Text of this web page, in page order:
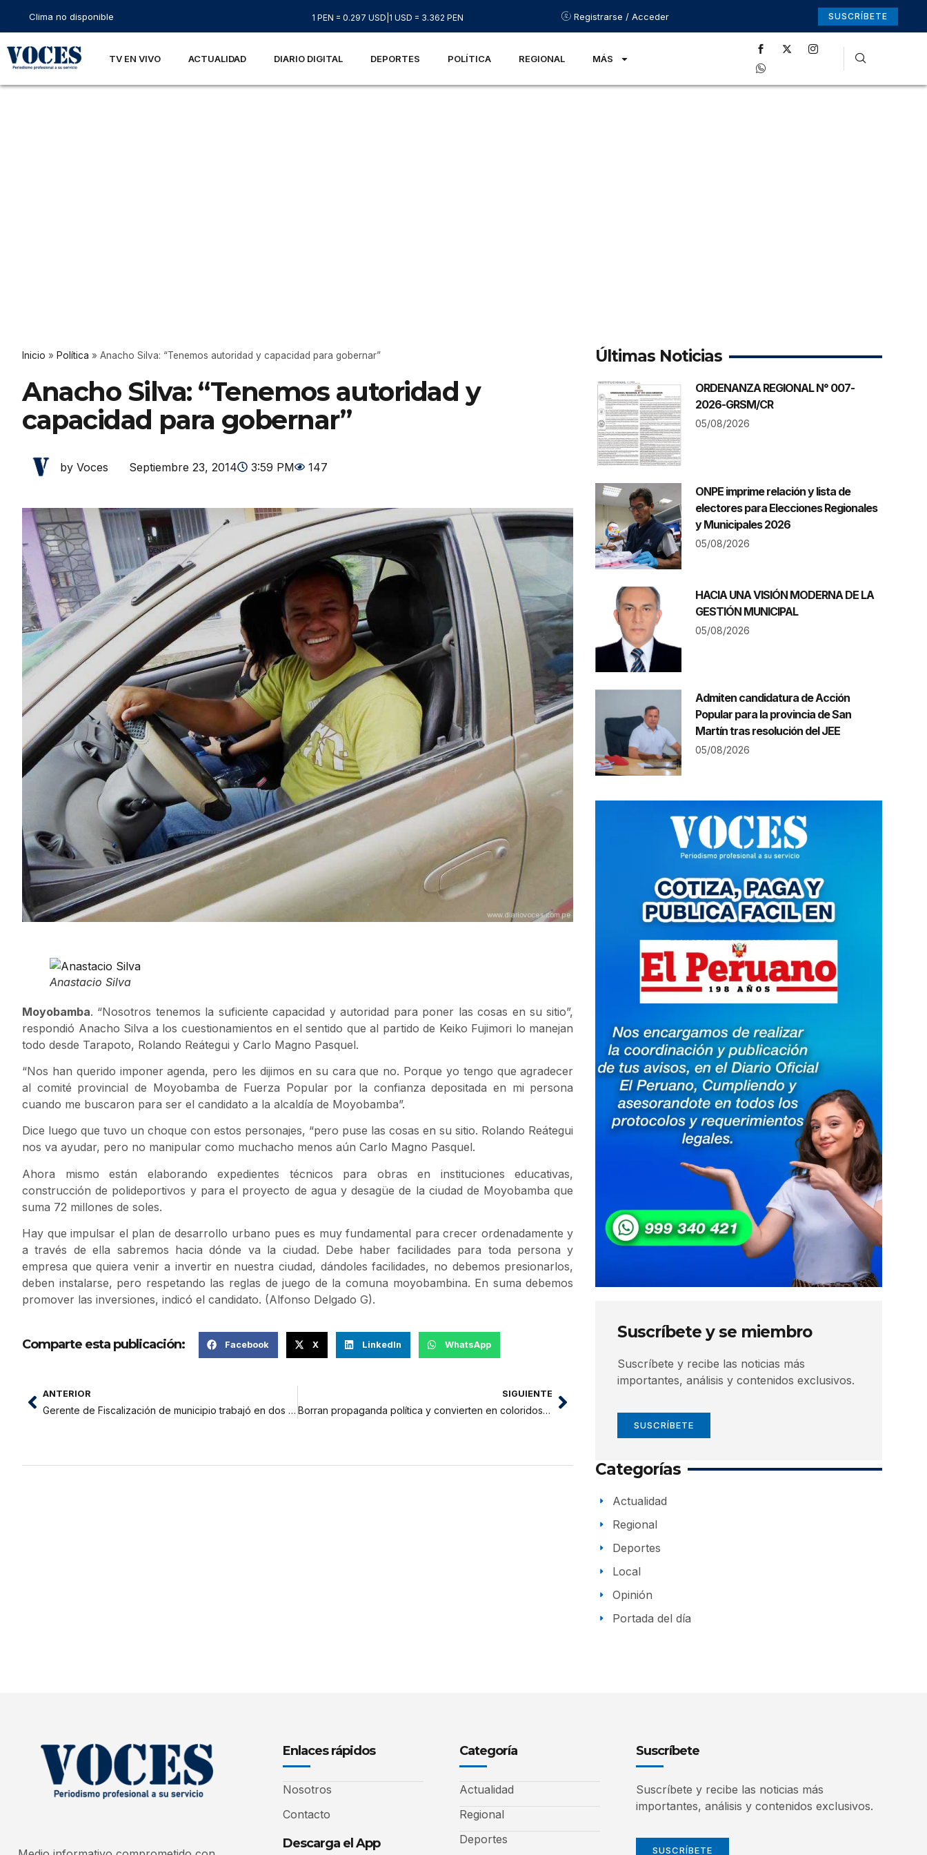
Clima no disponible 1 PEN = 0.297 USD 1 USD = 3.362 PEN Registrarse / Acceder SUSCRÍBETE
TV EN VIVO ACTUALIDAD DIARIO DIGITAL DEPORTES POLÍTICA REGIONAL MÁS
Inicio » Política » Anacho Silva: “Tenemos autoridad y capacidad para gobernar”
Anacho Silva: “Tenemos autoridad y
capacidad para gobernar”
by Voces Septiembre 23, 2014 3:59 PM 147
Anastacio Silva
Moyobamba. “Nosotros tenemos la suficiente capacidad y autoridad para poner las cosas en su sitio”,
respondió Anacho Silva a los cuestionamientos en el sentido que al partido de Keiko Fujimori lo manejan
todo desde Tarapoto, Rolando Reátegui y Carlo Magno Pasquel.
“Nos han querido imponer agenda, pero les dijimos en su cara que no. Porque yo tengo que agradecer
al comité provincial de Moyobamba de Fuerza Popular por la confianza depositada en mi persona
cuando me buscaron para ser el candidato a la alcaldía de Moyobamba”.
Dice luego que tuvo un choque con estos personajes, “pero puse las cosas en su sitio. Rolando Reátegui
nos va ayudar, pero no manipular como muchacho menos aún Carlo Magno Pasquel.
Ahora mismo están elaborando expedientes técnicos para obras en instituciones educativas,
construcción de polideportivos y para el proyecto de agua y desagüe de la ciudad de Moyobamba que
suma 72 millones de soles.
Hay que impulsar el plan de desarrollo urbano pues es muy fundamental para crecer ordenadamente y
a través de ella sabremos hacia dónde va la ciudad. Debe haber facilidades para toda persona y
empresa que quiera venir a invertir en nuestra ciudad, dándoles facilidades, no debemos presionarlos,
deben instalarse, pero respetando las reglas de juego de la comuna moyobambina. En suma debemos
promover las inversiones, indicó el candidato. (Alfonso Delgado G).
Comparte esta publicación: Facebook X LinkedIn WhatsApp
ANTERIOR
Gerente de Fiscalización de municipio trabajó en dos instituciones del Estado al mismo tiempo
SIGUIENTE
Borran propaganda política y convierten en coloridos murales
Últimas Noticias
ORDENANZA REGIONAL N° 007-
2026-GRSM/CR
05/08/2026
ONPE imprime relación y lista de
electores para Elecciones Regionales
y Municipales 2026
05/08/2026
HACIA UNA VISIÓN MODERNA DE LA
GESTIÓN MUNICIPAL
05/08/2026
Admiten candidatura de Acción
Popular para la provincia de San
Martín tras resolución del JEE
05/08/2026
Suscríbete y se miembro
Suscríbete y recibe las noticias más
importantes, análisis y contenidos exclusivos.
SUSCRÍBETE
Categorías
Actualidad
Regional
Deportes
Local
Opinión
Portada del día
Enlaces rápidos
Nosotros
Contacto
Descarga el App
Categoría
Actualidad
Regional
Deportes
Suscríbete
Suscríbete y recibe las noticias más
importantes, análisis y contenidos exclusivos.
SUSCRÍBETE